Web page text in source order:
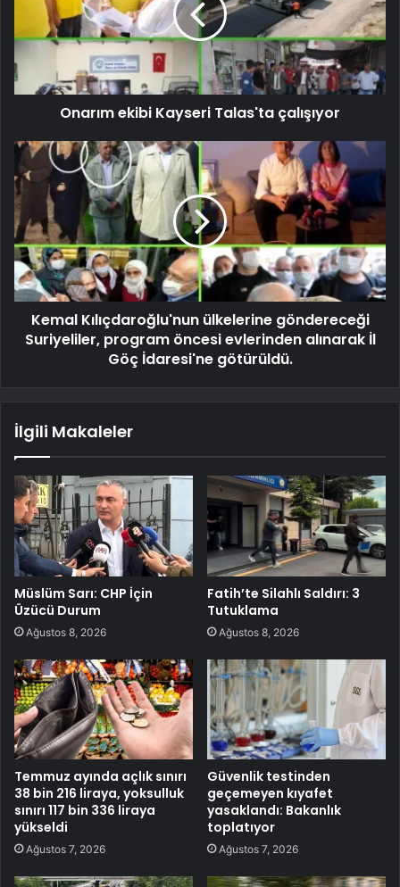
Onarım ekibi Kayseri Talas'ta çalışıyor
Kemal Kılıçdaroğlu'nun ülkelerine göndereceği
Suriyeliler, program öncesi evlerinden alınarak İl
Göç İdaresi'ne götürüldü.
İlgili Makaleler
Müslüm Sarı: CHP İçin
Üzücü Durum
Ağustos 8, 2026
Fatih’te Silahlı Saldırı: 3
Tutuklama
Ağustos 8, 2026
Temmuz ayında açlık sınırı
38 bin 216 liraya, yoksulluk
sınırı 117 bin 336 liraya
yükseldi
Ağustos 7, 2026
Güvenlik testinden
geçemeyen kıyafet
yasaklandı: Bakanlık
toplatıyor
Ağustos 7, 2026